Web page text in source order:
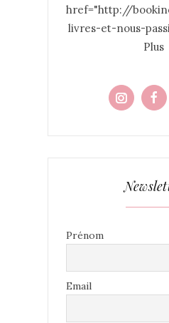
href="http://
livres-et-nous-
Plus
Prénom
Email